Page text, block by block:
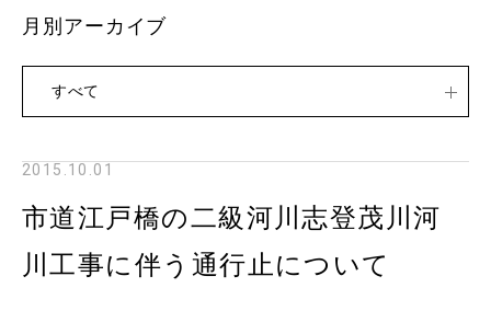
2015.10.01
市道江戸橋の二級河川志登茂川河
川工事に伴う通行止について
月別アーカイブ
すべて